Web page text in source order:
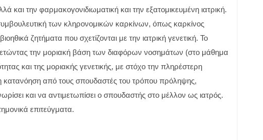
και την φαρμακογονιδιωματική και την εξατομικευμένη ιατρική.
των κληρονομικών καρκίνων, όπως καρκίνος
ζητήματα που σχετίζονται με την ιατρική γενετική. Το
την μοριακή βάση των διαφόρων νοσημάτων (στο μάθημα
και της μοριακής γενετικής, με στόχο την πληρέστερη
κατανόηση από τους σπουδαστές του τρόπου πρόληψης,
και να αντιμετωπίσει ο σπουδαστής στο μέλλον ως ιατρός.
επιτεύγματα.